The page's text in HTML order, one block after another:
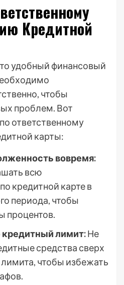
Кредитной
удобный финансовый
чтобы
проблем. Вот
ответственному
карты:
вовремя:
всю
кредитной карте в
периода, чтобы
процентов.
лимит:Не
средства сверх
чтобы избежать